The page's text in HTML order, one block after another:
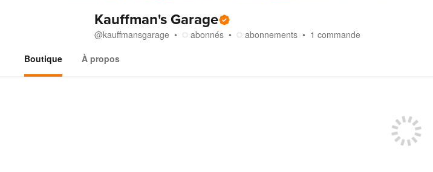
Kauffman's Garage
@kauffmansgarage abonnés abonnements 1 commande
Boutique
À propos